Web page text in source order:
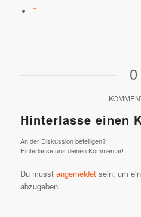
0
Hinterlasse einen
An der Diskussion beteiligen?
Hinterlasse uns deinen Kommentar!
Du musst angemeldetsein, um
abzugeben.